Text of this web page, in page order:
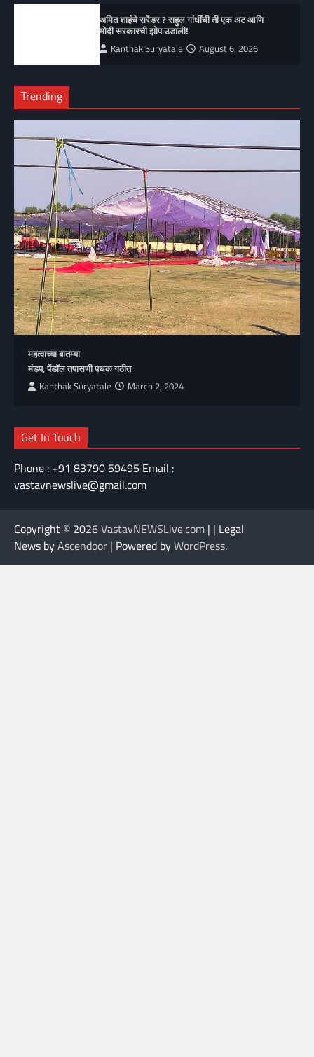
अमित शाहंचे सरेंडर ? राहुल गांधींची ती एक अट आणि
मोदी सरकारची झोप उडाली!
Kanthak Suryatale August 6, 2026
Trending
महत्वाच्या बातम्या
मंडप, पेंडॉल तपासणी पथक गठीत
Kanthak Suryatale March 2, 2024
Get In Touch
Phone : +91 83790 59495 Email :
vastavnewslive@gmail.com
Copyright © 2026VastavNEWSLive.com | | Legal
News byAscendoor | Powered byWordPress.